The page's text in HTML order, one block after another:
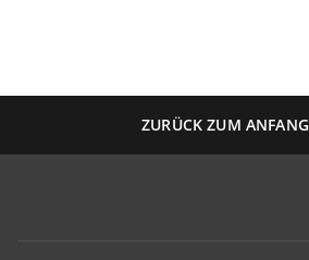
ZURÜCK ZUM ANFANG